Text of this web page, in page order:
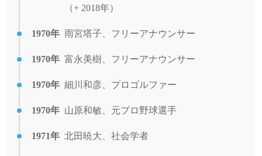
（+ 2018年）
1970年 雨宮塔子、フリーアナウンサー
1970年 富永美樹、フリーアナウンサー
1970年 細川和彦、プロゴルファー
1970年 山原和敏、元プロ野球選手
1971年 北田暁大、社会学者